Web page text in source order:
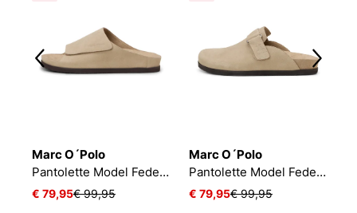
Marc O´Polo
Pantolette Model Federico
€ 79,95€ 99,95
Marc O´Polo
Pantolette Model Federico
€ 79,95€ 99,95